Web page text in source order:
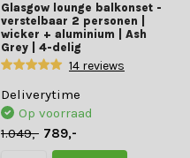
Glasgow lounge balkonset -
verstelbaar 2 personen |
wicker + aluminium | Ash
Grey | 4-delig
14 reviews
Deliverytime
Op voorraad
1.049,- 789,-